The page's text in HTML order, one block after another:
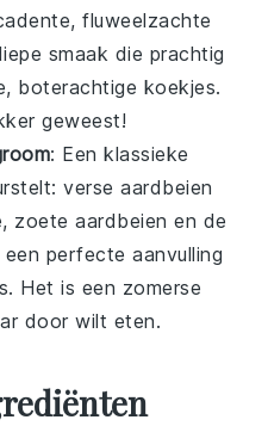
fluweelzachte
smaak die prachtig
boterachtige koekjes.
geweest!
: Een klassieke
verse aardbeien
zoete aardbeien en de
perfecte aanvulling
. Het is een zomerse
door wilt eten.